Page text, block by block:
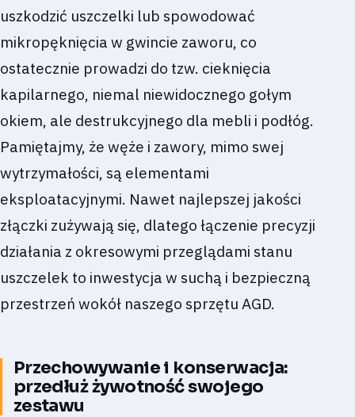
uszkodzić uszczelki lub spowodować
mikropęknięcia w gwincie zaworu, co
ostatecznie prowadzi do tzw. cieknięcia
kapilarnego, niemal niewidocznego gołym
okiem, ale destrukcyjnego dla mebli i podłóg.
Pamiętajmy, że węże i zawory, mimo swej
wytrzymałości, są elementami
eksploatacyjnymi. Nawet najlepszej jakości
złączki zużywają się, dlatego łączenie precyzji
działania z okresowymi przeglądami stanu
uszczelek to inwestycja w suchą i bezpieczną
przestrzeń wokół naszego sprzętu AGD.
Przechowywanie i konserwacja:
przedłuż żywotność swojego
zestawu